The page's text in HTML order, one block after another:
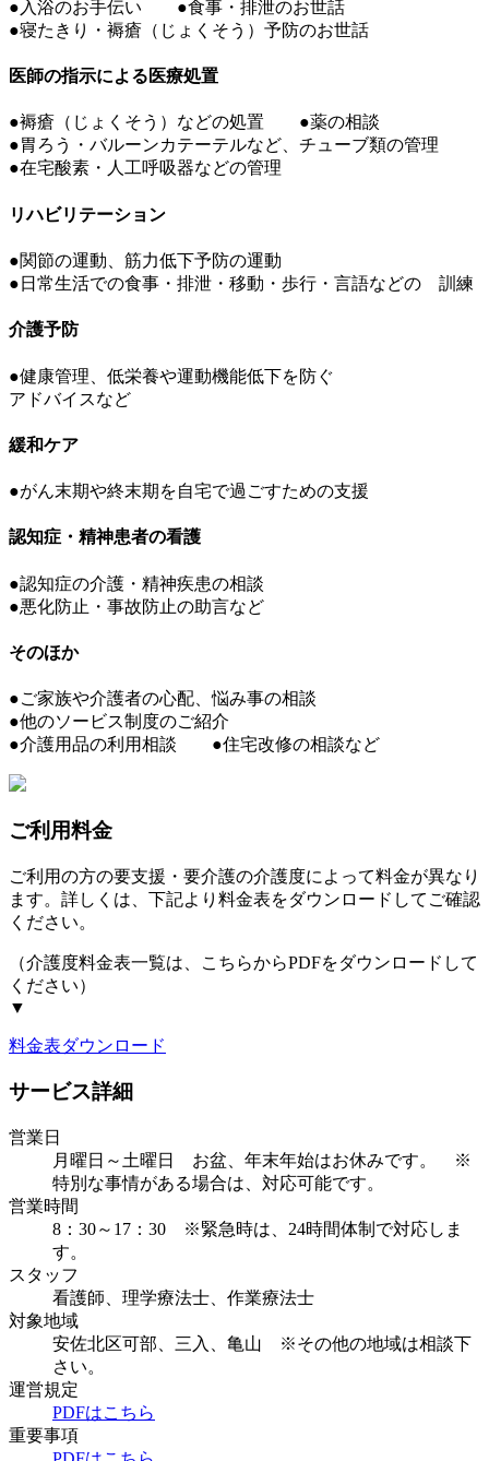
●入浴のお手伝い ●食事・排泄のお世話
●寝たきり・褥瘡（じょくそう）予防のお世話
医師の指示による医療処置
●褥瘡（じょくそう）などの処置 ●薬の相談
●胃ろう・バルーンカテーテルなど、チューブ類の管理
●在宅酸素・人工呼吸器などの管理
リハビリテーション
●関節の運動、筋力低下予防の運動
●日常生活での食事・排泄・移動・歩行・言語などの 訓練
介護予防
●健康管理、低栄養や運動機能低下を防ぐ
アドバイスなど
緩和ケア
●がん末期や終末期を自宅で過ごすための支援
認知症・精神患者の看護
●認知症の介護・精神疾患の相談
●悪化防止・事故防止の助言など
そのほか
●ご家族や介護者の心配、悩み事の相談
●他のソービス制度のご紹介
●介護用品の利用相談 ●住宅改修の相談など
ご利用料金
ご利用の方の要支援・要介護の介護度によって料金が異なり
ます。詳しくは、下記より料金表をダウンロードしてご確認
ください。
（介護度料金表一覧は、こちらからPDFをダウンロードして
ください）
▼
料金表ダウンロード
サービス詳細
営業日
月曜日～土曜日 お盆、年末年始はお休みです。 ※
特別な事情がある場合は、対応可能です。
営業時間
8：30～17：30 ※緊急時は、24時間体制で対応しま
す。
スタッフ
看護師、理学療法士、作業療法士
対象地域
安佐北区可部、三入、亀山 ※その他の地域は相談下
さい。
運営規定
PDFはこちら
重要事項